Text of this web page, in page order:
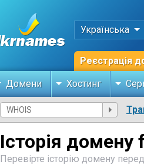
Українська
Реєстрація
Домени Хостинг
Історія
Перевірте історію домену